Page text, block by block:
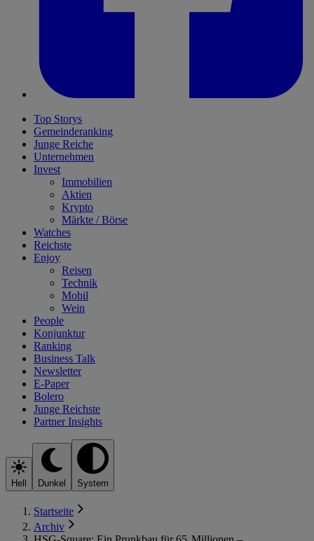
Top Storys
Gemeinderanking
Junge Reiche
Unternehmen
Invest
Immobilien
Aktien
Krypto
Märkte / Börse
Watches
Reichste
Enjoy
Reisen
Technik
Mobil
Wein
People
Konjunktur
Ranking
Business Talk
Newsletter
E-Paper
Bolero
Junge Reichste
Partner Insights
Hell Dunkel System
Startseite
Archiv